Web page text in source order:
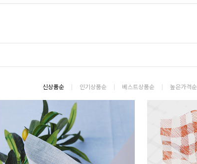
신상품순 인기상품순 베스트상품순 높은가격순